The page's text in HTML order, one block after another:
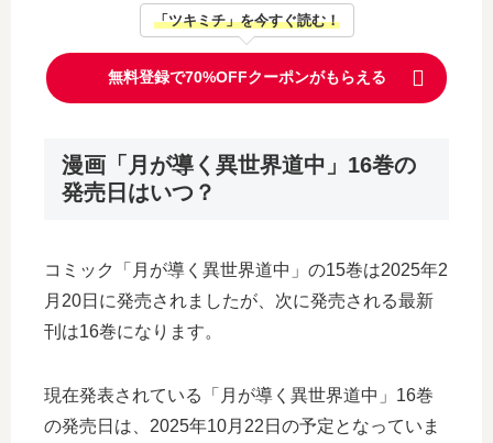
「ツキミチ」を今すぐ読む！
無料登録で70%OFFクーポンがもらえる
漫画「月が導く異世界道中」16巻の
発売日はいつ？
コミック「月が導く異世界道中」の15巻は2025年2
月20日に発売されましたが、次に発売される最新
刊は16巻になります。
現在発表されている「月が導く異世界道中」16巻
の発売日は、2025年10月22日の予定となっていま